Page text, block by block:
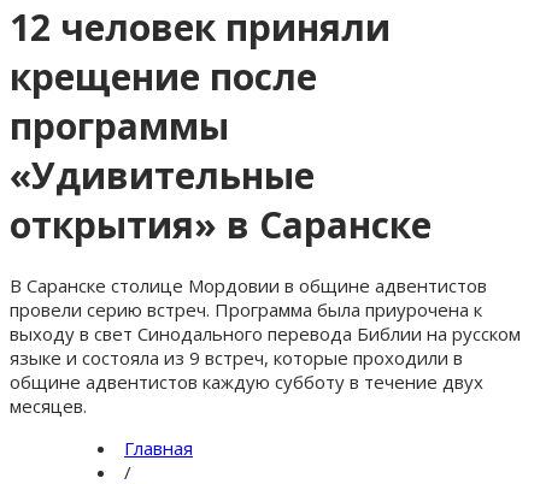
12 человек приняли
крещение после
программы
«Удивительные
открытия» в Саранске
В Саранске столице Мордовии в общине адвентистов
провели серию встреч. Программа была приурочена к
выходу в свет Синодального перевода Библии на русском
языке и состояла из 9 встреч, которые проходили в
общине адвентистов каждую субботу в течение двух
месяцев.
Главная
/